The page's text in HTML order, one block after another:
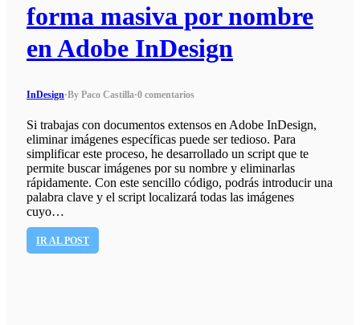
forma masiva por nombre
en Adobe InDesign
InDesign·By Paco Castilla·0 comentarios
Si trabajas con documentos extensos en Adobe InDesign,
eliminar imágenes específicas puede ser tedioso. Para
simplificar este proceso, he desarrollado un script que te
permite buscar imágenes por su nombre y eliminarlas
rápidamente. Con este sencillo código, podrás introducir una
palabra clave y el script localizará todas las imágenes
cuyo…
IR AL POST